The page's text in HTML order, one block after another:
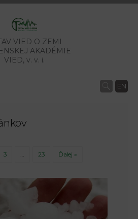
VIED O ZEMI
AKADÉMIE
VIED, v. v. i.
EN
3 23 Ďalej »